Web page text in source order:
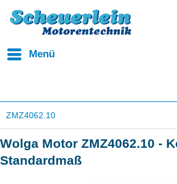
Menü
ZMZ4062.10
Wolga Motor ZMZ4062.10 -
Standardmaß